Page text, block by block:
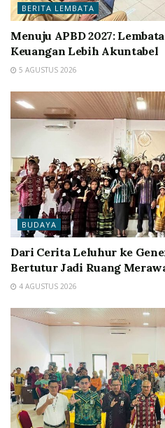
BERITA LEMBATA
Menuju APBD 2027:
Keuangan Lebih Akuntabel
5 AGUSTUS 2026
BUDAYA
Dari Cerita Leluhur ke
Bertutur Jadi Ruang
4 AGUSTUS 2026